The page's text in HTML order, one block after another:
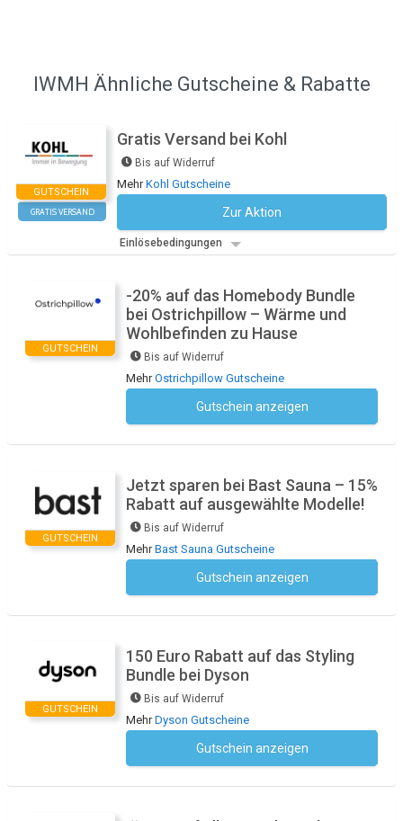
IWMH Ähnliche Gutscheine & Rabatte
GUTSCHEIN
GRATIS VERSAND
Gratis Versand bei Kohl
Bis auf Widerruf
MehrKohl Gutscheine
Zur Aktion
Einlösebedingungen
GUTSCHEIN
-20% auf das Homebody Bundle
bei Ostrichpillow – Wärme und
Wohlbefinden zu Hause
Bis auf Widerruf
MehrOstrichpillow Gutscheine
Gutschein anzeigen
GUTSCHEIN
Jetzt sparen bei Bast Sauna – 15%
Rabatt auf ausgewählte Modelle!
Bis auf Widerruf
MehrBast Sauna Gutscheine
Gutschein anzeigen
GUTSCHEIN
150 Euro Rabatt auf das Styling
Bundle bei Dyson
Bis auf Widerruf
MehrDyson Gutscheine
Gutschein anzeigen